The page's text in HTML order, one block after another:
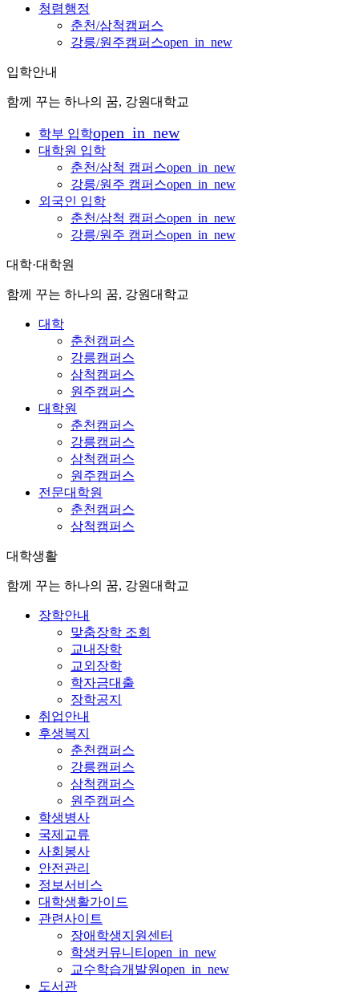
청렴행정
춘천/삼척캠퍼스
강릉/원주캠퍼스open_in_new
입학안내
함께 꾸는 하나의 꿈, 강원대학교
학부 입학open_in_new
대학원 입학
춘천/삼척 캠퍼스open_in_new
강릉/원주 캠퍼스open_in_new
외국인 입학
춘천/삼척 캠퍼스open_in_new
강릉/원주 캠퍼스open_in_new
대학·대학원
함께 꾸는 하나의 꿈, 강원대학교
대학
춘천캠퍼스
강릉캠퍼스
삼척캠퍼스
원주캠퍼스
대학원
춘천캠퍼스
강릉캠퍼스
삼척캠퍼스
원주캠퍼스
전문대학원
춘천캠퍼스
삼척캠퍼스
대학생활
함께 꾸는 하나의 꿈, 강원대학교
장학안내
맞춤장학 조회
교내장학
교외장학
학자금대출
장학공지
취업안내
후생복지
춘천캠퍼스
강릉캠퍼스
삼척캠퍼스
원주캠퍼스
학생병사
국제교류
사회봉사
안전관리
정보서비스
대학생활가이드
관련사이트
장애학생지원센터
학생커뮤니티 open_in_new
교수학습개발원open_in_new
도서관